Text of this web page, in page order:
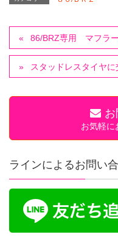
86/BRZ専用 マフラ
スタッドレスタイヤに
お気軽に
ラインによるお問い